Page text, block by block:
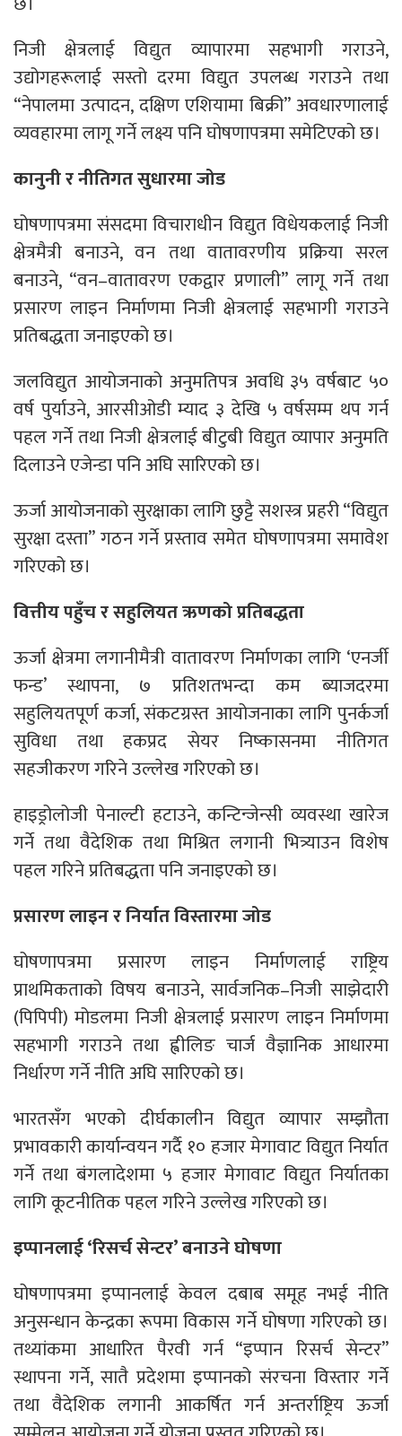
निजी क्षेत्रलाई विद्युत व्यापारमा सहभागी गराउने,
उद्योगहरूलाई सस्तो दरमा विद्युत उपलब्ध गराउने तथा
“नेपालमा उत्पादन, दक्षिण एशियामा बिक्री” अवधारणालाई
व्यवहारमा लागू गर्ने लक्ष्य पनि घोषणापत्रमा समेटिएको छ।
कानुनी र नीतिगत सुधारमा जोड
घोषणापत्रमा संसदमा विचाराधीन विद्युत विधेयकलाई निजी
क्षेत्रमैत्री बनाउने, वन तथा वातावरणीय प्रक्रिया सरल
बनाउने, “वन–वातावरण एकद्वार प्रणाली” लागू गर्ने तथा
प्रसारण लाइन निर्माणमा निजी क्षेत्रलाई सहभागी गराउने
प्रतिबद्धता जनाइएको छ।
जलविद्युत आयोजनाको अनुमतिपत्र अवधि ३५ वर्षबाट ५०
वर्ष पुर्याउने, आरसीओडी म्याद ३ देखि ५ वर्षसम्म थप गर्न
पहल गर्ने तथा निजी क्षेत्रलाई बीटुबी विद्युत व्यापार अनुमति
दिलाउने एजेन्डा पनि अघि सारिएको छ।
ऊर्जा आयोजनाको सुरक्षाका लागि छुट्टै सशस्त्र प्रहरी “विद्युत
सुरक्षा दस्ता” गठन गर्ने प्रस्ताव समेत घोषणापत्रमा समावेश
गरिएको छ।
वित्तीय पहुँच र सहुलियत ऋणको प्रतिबद्धता
ऊर्जा क्षेत्रमा लगानीमैत्री वातावरण निर्माणका लागि ‘एनर्जी
फन्ड’ स्थापना, ७ प्रतिशतभन्दा कम ब्याजदरमा
सहुलियतपूर्ण कर्जा, संकटग्रस्त आयोजनाका लागि पुनर्कर्जा
सुविधा तथा हकप्रद सेयर निष्कासनमा नीतिगत
सहजीकरण गरिने उल्लेख गरिएको छ।
हाइड्रोलोजी पेनाल्टी हटाउने, कन्टिन्जेन्सी व्यवस्था खारेज
गर्ने तथा वैदेशिक तथा मिश्रित लगानी भित्र्याउन विशेष
पहल गरिने प्रतिबद्धता पनि जनाइएको छ।
प्रसारण लाइन र निर्यात विस्तारमा जोड
घोषणापत्रमा प्रसारण लाइन निर्माणलाई राष्ट्रिय
प्राथमिकताको विषय बनाउने, सार्वजनिक–निजी साझेदारी
(पिपिपी) मोडलमा निजी क्षेत्रलाई प्रसारण लाइन निर्माणमा
सहभागी गराउने तथा ह्वीलिङ चार्ज वैज्ञानिक आधारमा
निर्धारण गर्ने नीति अघि सारिएको छ।
भारतसँग भएको दीर्घकालीन विद्युत व्यापार सम्झौता
प्रभावकारी कार्यान्वयन गर्दै १० हजार मेगावाट विद्युत निर्यात
गर्ने तथा बंगलादेशमा ५ हजार मेगावाट विद्युत निर्यातका
लागि कूटनीतिक पहल गरिने उल्लेख गरिएको छ।
इप्पानलाई ‘रिसर्च सेन्टर’ बनाउने घोषणा
घोषणापत्रमा इप्पानलाई केवल दबाब समूह नभई नीति
अनुसन्धान केन्द्रका रूपमा विकास गर्ने घोषणा गरिएको छ।
तथ्यांकमा आधारित पैरवी गर्न “इप्पान रिसर्च सेन्टर”
स्थापना गर्ने, सातै प्रदेशमा इप्पानको संरचना विस्तार गर्ने
तथा वैदेशिक लगानी आकर्षित गर्न अन्तर्राष्ट्रिय ऊर्जा